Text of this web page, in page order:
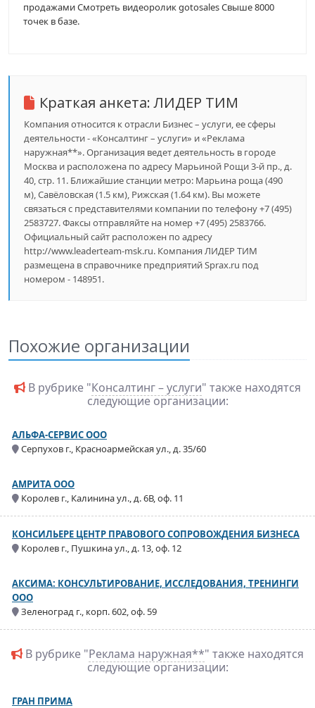
продажами Смотреть видеоролик gotosales Свыше 8000
точек в базе.
Краткая анкета:ЛИДЕР ТИМ
Компания относится к отрасли Бизнес – услуги, ее сферы
деятельности - «Консалтинг – услуги» и «Реклама
наружная**». Организация ведет деятельность в городе
Москва и расположена по адресу Марьиной Рощи 3-й пр., д.
40, стр. 11. Ближайшие станции метро: Марьина роща (490
м), Савёловская (1.5 км), Рижская (1.64 км). Вы можете
связаться с представителями компании по телефону +7 (495)
2583727. Факсы отправляйте на номер +7 (495) 2583766.
Официальный сайт расположен по адресу
http://www.leaderteam-msk.ru. Компания ЛИДЕР ТИМ
размещена в справочнике предприятий Sprax.ru под
номером - 148951.
Похожие организации
В рубрике "Консалтинг – услуги" также находятся
следующие организации:
АЛЬФА-СЕРВИС ООО
Серпухов г., Красноармейская ул., д. 35/60
АМРИТА ООО
Королев г., Калинина ул., д. 6В, оф. 11
КОНСИЛЬЕРЕ ЦЕНТР ПРАВОВОГО СОПРОВОЖДЕНИЯ БИЗНЕСА
Королев г., Пушкина ул., д. 13, оф. 12
АКСИМА: КОНСУЛЬТИРОВАНИЕ, ИССЛЕДОВАНИЯ, ТРЕНИНГИ
ООО
Зеленоград г., корп. 602, оф. 59
В рубрике "Реклама наружная**" также находятся
следующие организации:
ГРАН ПРИМА